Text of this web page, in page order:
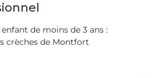
de moins de 3 ans :
crèches de Montfort